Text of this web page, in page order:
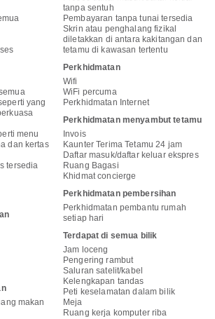
yang
menu
dan kertas
tersedia
makan
tanpa sentuh
Pembayaran tanpa tunai tersedia
Skrin atau penghalang fizikal
diletakkan di antara kakitangan dan
tetamu di kawasan tertentu
Perkhidmatan
Wifi
WiFi percuma
Perkhidmatan Internet
Perkhidmatan menyambut tetamu
Invois
Kaunter Terima Tetamu 24 jam
Daftar masuk/daftar keluar ekspres
Ruang Bagasi
Khidmat concierge
Perkhidmatan pembersihan
Perkhidmatan pembantu rumah
setiap hari
Terdapat di semua bilik
Jam loceng
Pengering rambut
Saluran satelit/kabel
Kelengkapan tandas
Peti keselamatan dalam bilik
Meja
Ruang kerja komputer riba